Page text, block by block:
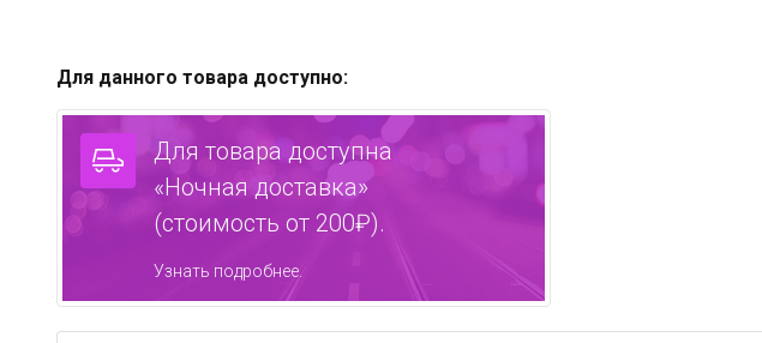
Для данного товара доступно:
Для товара доступна
«Ночная доставка»
(стоимость от 200₽).
Узнать подробнее.